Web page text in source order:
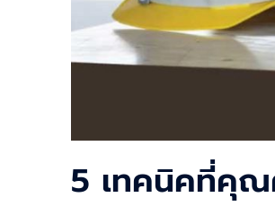
5 เทคนิคที่คุ